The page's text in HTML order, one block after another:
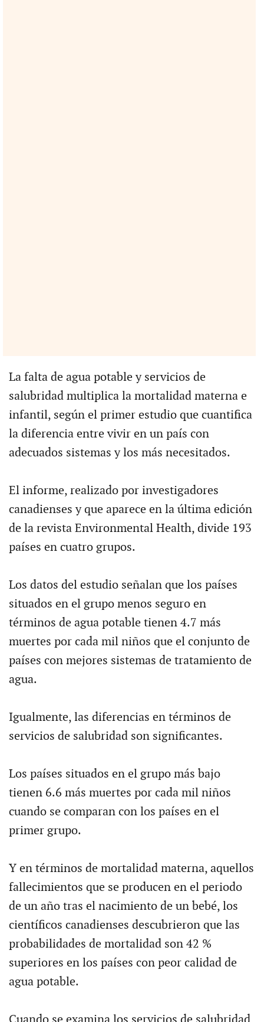
La falta de agua potable y servicios de
salubridad multiplica la mortalidad materna e
infantil, según el primer estudio que cuantifica
la diferencia entre vivir en un país con
adecuados sistemas y los más necesitados.
El informe, realizado por investigadores
canadienses y que aparece en la última edición
de la revista Environmental Health, divide 193
países en cuatro grupos.
Los datos del estudio señalan que los países
situados en el grupo menos seguro en
términos de agua potable tienen 4.7 más
muertes por cada mil niños que el conjunto de
países con mejores sistemas de tratamiento de
agua.
Igualmente, las diferencias en términos de
servicios de salubridad son significantes.
Los países situados en el grupo más bajo
tienen 6.6 más muertes por cada mil niños
cuando se comparan con los países en el
primer grupo.
Y en términos de mortalidad materna, aquellos
fallecimientos que se producen en el periodo
de un año tras el nacimiento de un bebé, los
científicos canadienses descubrieron que las
probabilidades de mortalidad son 42 %
superiores en los países con peor calidad de
agua potable.